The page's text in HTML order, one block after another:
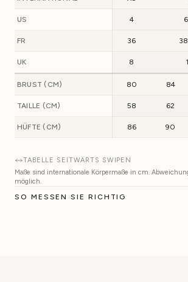
US 4
FR 36
UK 8
BRUST (CM) 80 84
TAILLE (CM) 58 62
HÜFTE (CM) 86 90
TABELLE SEITWÄRTS SWIPEN
Maße sind internationale Körpermaße in cm.
möglich.
SO MESSEN SIE RICHTIG